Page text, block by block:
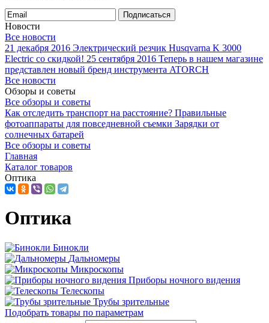
Подписаться
Новости
Все новости
21 декабря 2016 Электрический резчик Husqvarna K 3000
Electric со скидкой! 25 сентября 2016 Теперь в нашем магазине
представлен новый бренд инструмента ATORCH
Все новости
Обзоры и советы
Все обзоры и советы
Как отследить транспорт на расстояние? Правильные
фотоаппараты для повседневной съемки Зарядки от
солнечных батарей
Все обзоры и советы
Главная
Каталог товаров
Оптика
Оптика
Бинокли
Дальномеры
Микроскопы
Приборы ночного видения
Телескопы
Трубы зрительные
Подобрать товары по параметрам